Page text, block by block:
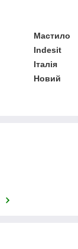
Мастило
Indesit
Італія
Новий